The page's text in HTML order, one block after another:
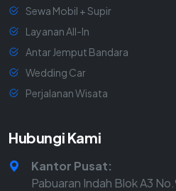
Sewa Mobil + Supir
Layanan All-In
Antar Jemput Bandara
Wedding Car
Perjalanan Wisata
Hubungi Kami
Kantor Pusat:
Pabuaran Indah Blok A3